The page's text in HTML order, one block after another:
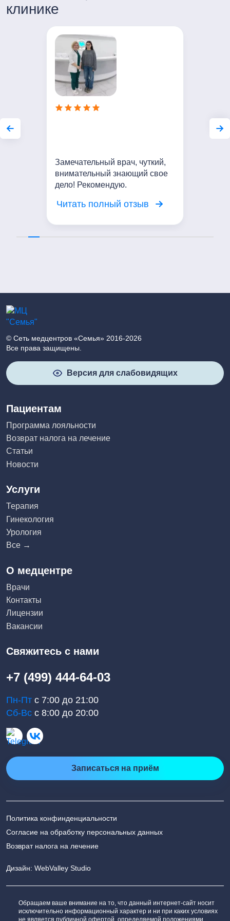
клинике
Замечательный врач, чуткий,
внимательный знающий свое
дело! Рекомендую.
Читать полный отзыв
© Сеть медцентров «Семья» 2016-2026
Все права защищены.
Версия для слабовидящих
Пациентам
Программа лояльности
Возврат налога на лечение
Статьи
Новости
Услуги
Терапия
Гинекология
Урология
Все →
О медцентре
Врачи
Контакты
Лицензии
Вакансии
Свяжитесь с нами
+7 (499) 444-64-03
Пн-Пт с 7:00 до 21:00
Сб-Вс с 8:00 до 20:00
Записаться на приём
Дизайн: WebValley Studio
Политика конфинденциальности
Согласие на обработку персональных данных
Возврат налога на лечение
Обращаем ваше внимание на то, что данный интернет-сайт носит
исключительно информационный характер и ни при каких условиях